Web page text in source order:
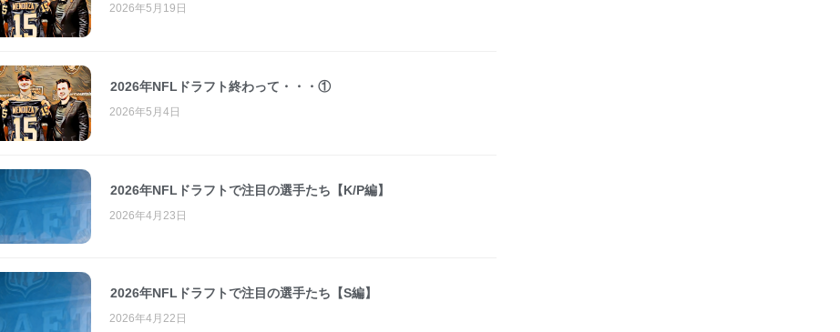
2026年5月19日
2026年NFLドラフト終わって・・・①
2026年5月4日
2026年NFLドラフトで注目の選手たち【K/P編】
2026年4月23日
2026年NFLドラフトで注目の選手たち【S編】
2026年4月22日